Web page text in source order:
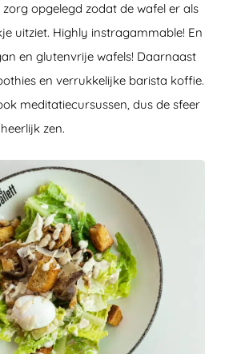
opgelegd zodat de wafel er als
uitziet. Highly instragammable! En
en glutenvrije wafels! Daarnaast
en verrukkelijke barista koffie.
meditatiecursussen, dus de sfeer
zen.